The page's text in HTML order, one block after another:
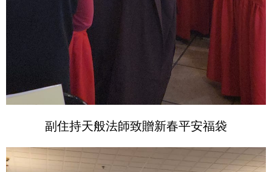
副住持天般法師致贈新春平安福袋